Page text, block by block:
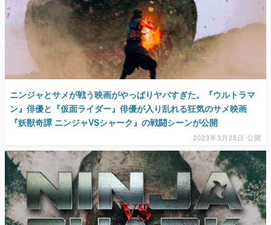
ニンジャとサメが戦う映画がやっぱりヤバすぎた。『ウルトラマ
ン』俳優と『仮面ライダー』俳優が入り乱れる狂気のサメ映画
『妖獣奇譚 ニンジャVSシャーク』の戦闘シーンが公開
2023年3月25日 公開